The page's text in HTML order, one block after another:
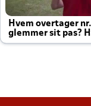
Hvem overtager
glemmer sit pas?
altid til efter